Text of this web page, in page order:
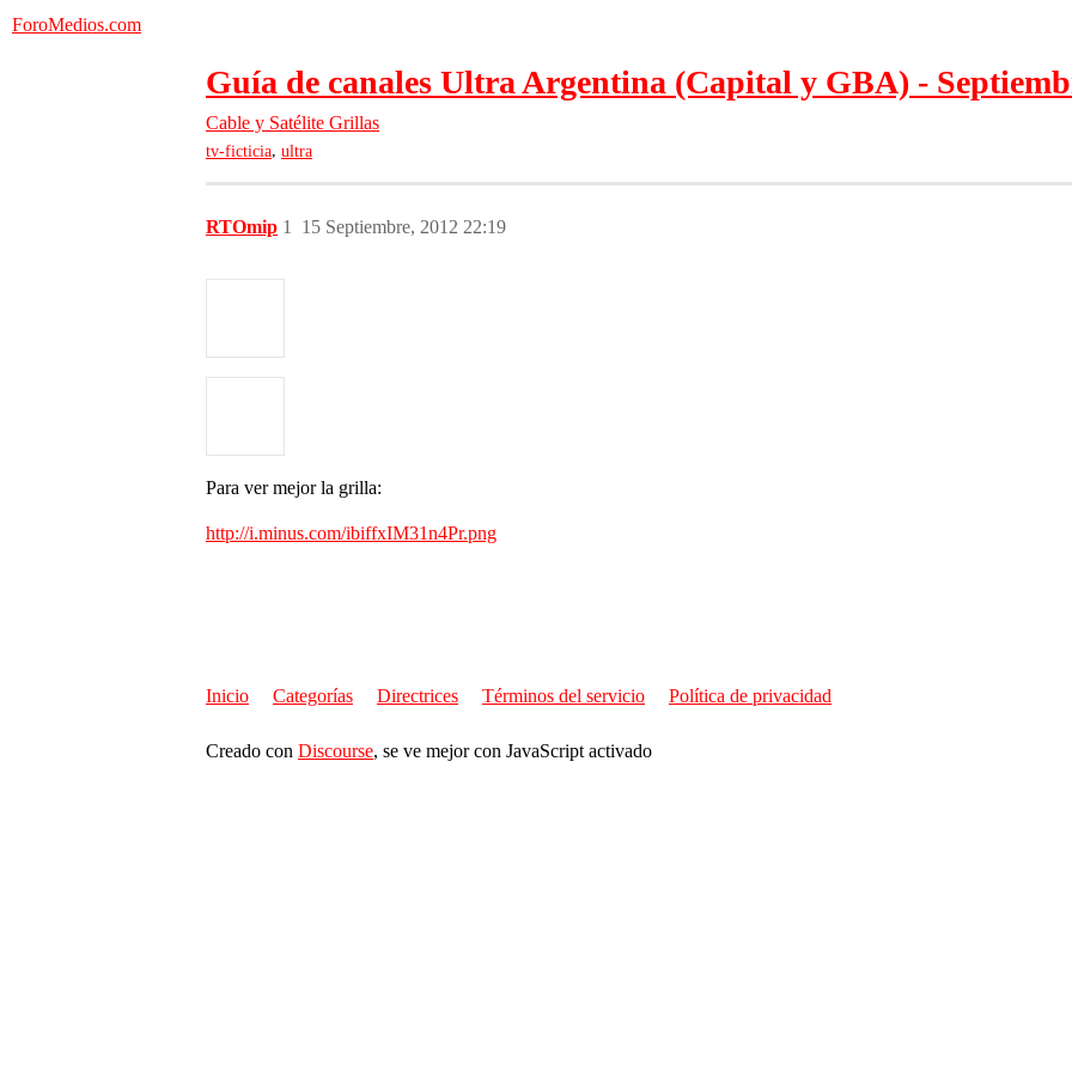
ForoMedios.com
Guía de canales Ultra Argentina (Capital y GBA) -
Cable y Satélite Grillas
tv-ficticia, ultra
RTOmip 15 Septiembre, 2012 22:19
1
Para ver mejor la grilla:
http://i.minus.com/ibiffxIM31n4Pr.png
Inicio Categorías Directrices Términos del servicio Política de privacidad
Creado con Discourse, se ve mejor con JavaScript activado